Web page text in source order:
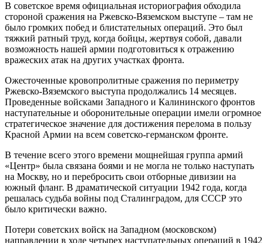
В советское время официальная историография обходила
стороной сражения на Ржевско-Вяземском выступе – там не
было громких побед и блистательных операций. Это был
тяжкий ратный труд, когда бойцы, жертвуя собой, давали
возможность нашей армии подготовиться к отражению
вражеских атак на других участках фронта.
Ожесточенные кровопролитные сражения по периметру
Ржевско-Вяземского выступа продолжались 14 месяцев.
Проведенные войсками Западного и Калининского фронтов
наступательные и оборонительные операции имели огромное
стратегическое значение для достижения перелома в пользу
Красной Армии на всем советско-германском фронте.
В течение всего этого времени мощнейшая группа армий
«Центр» была связана боями и не могла не только наступать
на Москву, но и перебросить свои отборные дивизии на
южный фланг. В драматической ситуации 1942 года, когда
решалась судьба войны под Сталинградом, для СССР это
было критически важно.
Потери советских войск на Западном (московском)
направлении в ходе четырех наступательных операций в 1942